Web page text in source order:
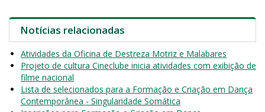
Notícias relacionadas
Atividades da Oficina de Destreza Motriz e Malabares
Projeto de cultura Cineclube inicia atividades com exibição de
filme nacional
Lista de selecionados para a Formação e Criação em Dança
Contemporânea - Singularidade Somática